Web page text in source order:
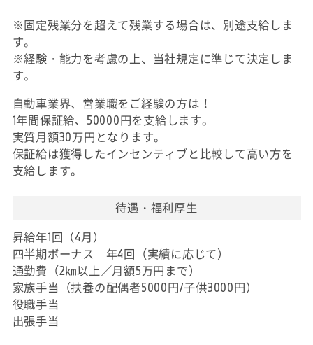
※固定残業分を超えて残業する場合は、別途支給しま
す。
※経験・能力を考慮の上、当社規定に準じて決定しま
す。
自動車業界、営業職をご経験の方は！
1年間保証給、50000円を支給します。
実質月額30万円となります。
保証給は獲得したインセンティブと比較して高い方を
支給します。
待遇・福利厚生
昇給年1回（4月）
四半期ボーナス 年4回（実績に応じて）
通勤費（2㎞以上／月額5万円まで）
家族手当（扶養の配偶者5000円/子供3000円）
役職手当
出張手当